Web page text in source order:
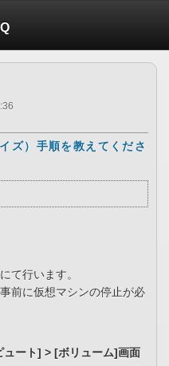
ズ）手順を教えてくださ
て行います。
前に仮想マシンの停止が必
ート] > [ボリューム]画面